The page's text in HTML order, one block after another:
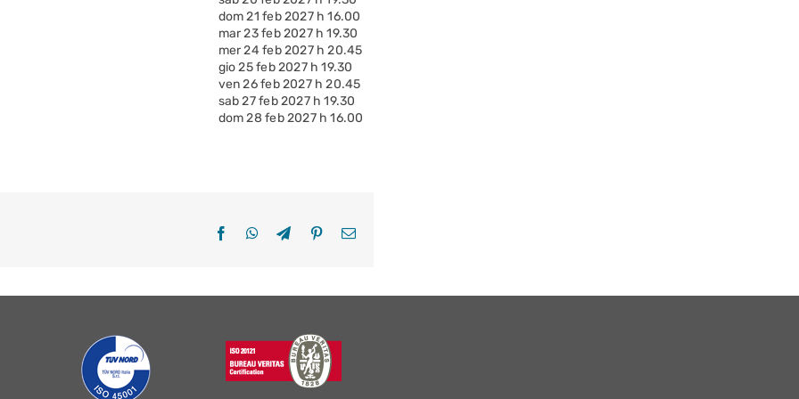
dom 21 feb 2027 h 16.00
mar 23 feb 2027 h 19.30
mer 24 feb 2027 h 20.45
gio 25 feb 2027 h 19.30
ven 26 feb 2027 h 20.45
sab 27 feb 2027 h 19.30
dom 28 feb 2027 h 16.00
FacebookWhatsApp
TelegramPinterestEmail